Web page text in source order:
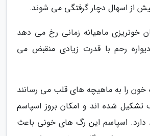
از اسهال دچار گرفتگی می شوند.
خونریزی ماهیانه زمانی رخ می دهد
رحم با قدرت زیادی منقبض می
خون را به ماهیچه های قلب می رسانند
شده اند و امکان بروز اسپاسم
اسپاسم این رگ های خونی باعث